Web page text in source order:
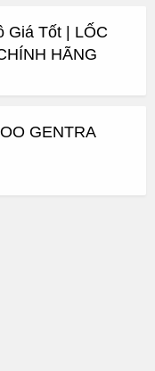
Giá Tốt | LỐC
HÃNG
GENTRA